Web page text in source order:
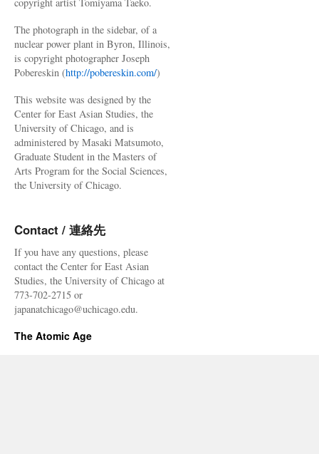
The photograph in the sidebar, of a
nuclear power plant in Byron, Illinois,
is copyright photographer Joseph
Pobereskin (http://pobereskin.com/)
This website was designed by the
Center for East Asian Studies, the
University of Chicago, and is
administered by Masaki Matsumoto,
Graduate Student in the Masters of
Arts Program for the Social Sciences,
the University of Chicago.
Contact / 連絡先
If you have any questions, please
contact the Center for East Asian
Studies, the University of Chicago at
773-702-2715 or
japanatchicago@uchicago.edu.
The Atomic Age